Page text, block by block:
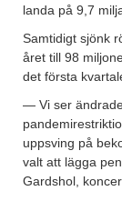
landa på 9,7
Samtidigt sjönk
året till 98
det första
— Vi ser
uppsving på
valt att lägga
Gardshol,